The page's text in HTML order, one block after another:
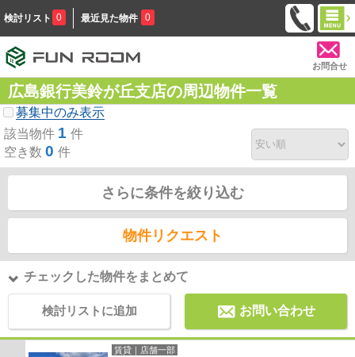
検討リスト 0 最近見た物件 0
お問合せ
広島銀行美鈴が丘支店の周辺物件一覧
募集中のみ表示
該当物件 1 件
空き数 0 件
さらに条件を絞り込む
物件リクエスト
チェックした物件をまとめて
検討リストに追加 お問い合わせ
賃貸｜店舗一部